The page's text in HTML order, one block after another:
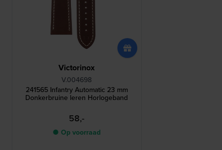
Victorinox
V.004698
241565 Infantry Automatic 23 mm
Donkerbruine leren Horlogeband
58,-
● Op voorraad